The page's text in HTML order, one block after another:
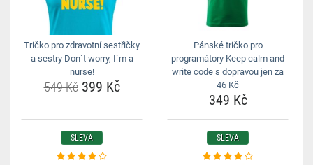
Tričko pro zdravotní sestřičky
a sestry Don´t worry, I´m a
nurse!
549 Kč399 Kč
Pánské tričko pro
programátory Keep calm and
write code s dopravou jen za
46 Kč
349 Kč
SLEVA SLEVA